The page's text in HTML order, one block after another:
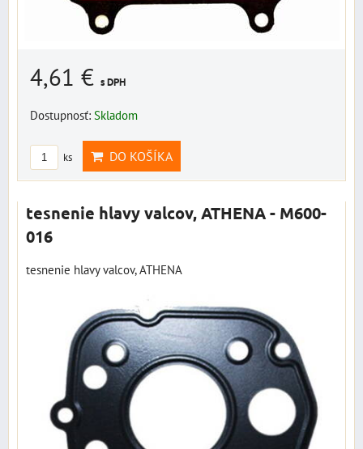
4,61 € s DPH
Dostupnosť: Skladom
ks DO KOŠÍKA
tesnenie hlavy valcov, ATHENA - M600-
016
tesnenie hlavy valcov, ATHENA